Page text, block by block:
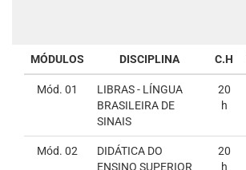
MÓDULOS DISCIPLINA C.H
Mód. 01
LIBRAS - LÍNGUA
BRASILEIRA DE
SINAIS
20
h
Mód. 02
DIDÁTICA DO
ENSINO SUPERIOR
20
h